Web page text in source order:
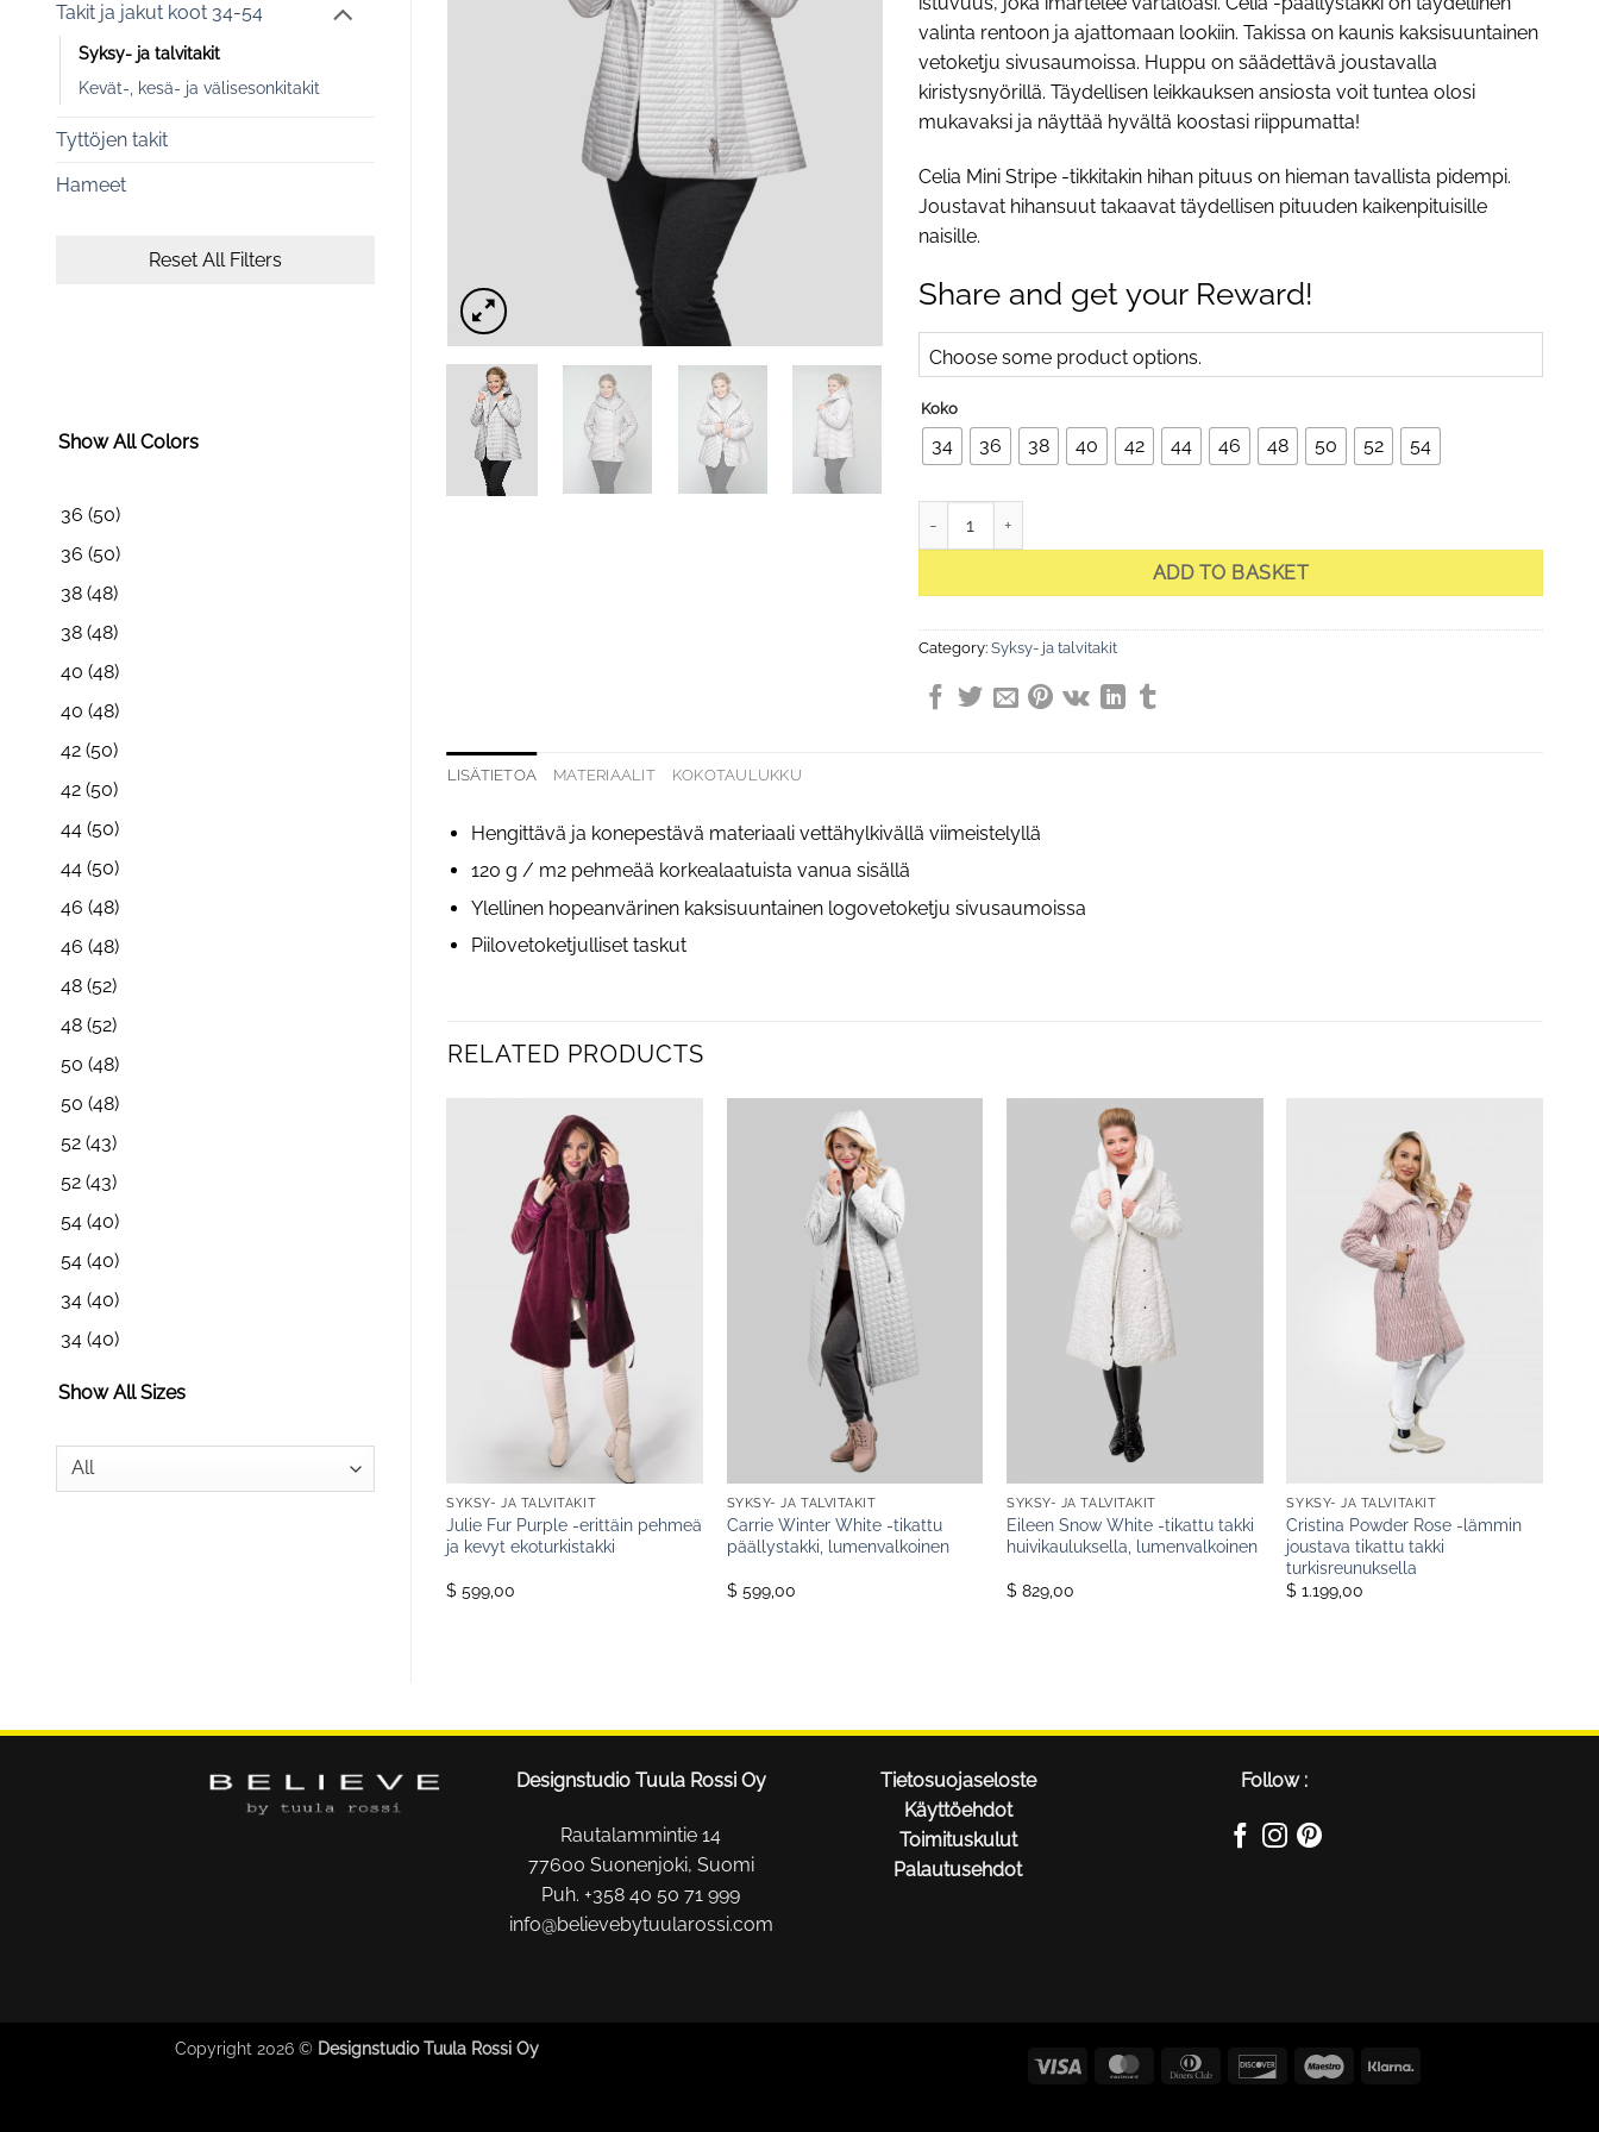
Takit ja jakut koot 34-54
Syksy- ja talvitakit
Kevät-, kesä- ja välisesonkitakit
Tyttöjen takit
Hameet
Reset All Filters
Show All Colors
36 (50)
36 (50)
38 (48)
38 (48)
40 (48)
40 (48)
42 (50)
42 (50)
44 (50)
44 (50)
46 (48)
46 (48)
48 (52)
48 (52)
50 (48)
50 (48)
52 (43)
52 (43)
54 (40)
54 (40)
34 (40)
34 (40)
Show All Sizes
valinta rentoon ja ajattomaan lookiin. Takissa on kaunis kaksisuuntainen
vetoketju sivusaumoissa. Huppu on säädettävä joustavalla
kiristysnyörillä. Täydellisen leikkauksen ansiosta voit tuntea olosi
mukavaksi ja näyttää hyvältä koostasi riippumatta!
Celia Mini Stripe -tikkitakin hihan pituus on hieman tavallista pidempi.
Joustavat hihansuut takaavat täydellisen pituuden kaikenpituisille
naisille.
Share and get your Reward!
Choose some product options.
Koko
34 36 38 40 42 44 46 48 50 52 54
ADD TO BASKET
Category: Syksy- ja talvitakit
LISÄTIETOA MATERIAALIT KOKOTAULUKKU
Hengittävä ja konepestävä materiaali vettähylkivällä viimeistelyllä
120 g / m2 pehmeää korkealaatuista vanua sisällä
Ylellinen hopeanvärinen kaksisuuntainen logovetoketju sivusaumoissa
Piilovetoketjulliset taskut
RELATED PRODUCTS
SYKSY- JA TALVITAKIT
Julie Fur Purple -erittäin pehmeä
ja kevyt ekoturkistakki
$ 599,00
SYKSY- JA TALVITAKIT
Carrie Winter White -tikattu
päällystakki, lumenvalkoinen
$ 599,00
SYKSY- JA TALVITAKIT
Eileen Snow White -tikattu takki
huivikauluksella, lumenvalkoinen
$ 829,00
SYKSY- JA TALVITAKIT
Cristina Powder Rose -lämmin
joustava tikattu takki
turkisreunuksella
$ 1.199,00
Designstudio Tuula Rossi Oy
Rautalammintie 14
77600 Suonenjoki, Suomi
Puh. +358 40 50 71 999
info@believebytuularossi.com
Tietosuojaseloste
Käyttöehdot
Toimituskulut
Palautusehdot
Follow :
Visa MasterCardDinners
Discover Maestro
Copyright 2026 © Designstudio Tuula Rossi Oy